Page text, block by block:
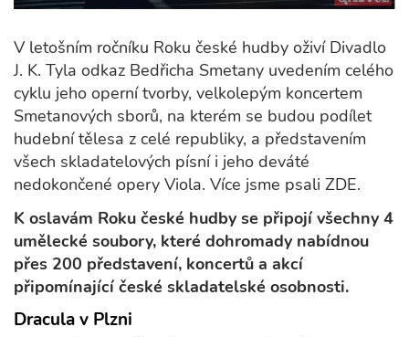
V letošním ročníku Roku české hudby oživí Divadlo
J. K. Tyla odkaz Bedřicha Smetany uvedením celého
cyklu jeho operní tvorby, velkolepým koncertem
Smetanových sborů, na kterém se budou podílet
hudební tělesa z celé republiky, a představením
všech skladatelových písní i jeho deváté
nedokončené opery Viola. Více jsme psali ZDE.
K oslavám Roku české hudby se připojí všechny 4
umělecké soubory, které dohromady nabídnou
přes 200 představení, koncertů a akcí
připomínající české skladatelské osobnosti.
Dracula v Plzni